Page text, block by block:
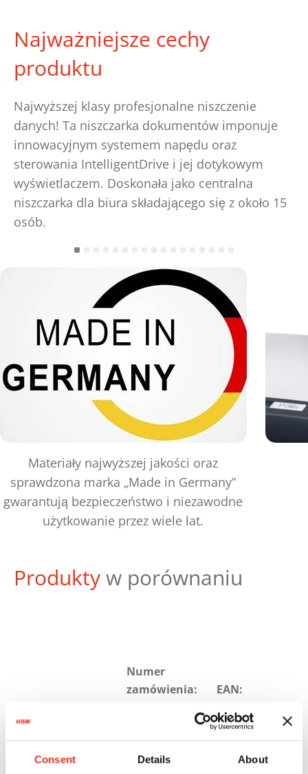
Consent Details About
Najważniejsze cechy
produktu
Najwyższej klasy profesjonalne niszczenie
danych! Ta niszczarka dokumentów imponuje
innowacyjnym systemem napędu oraz
sterowania IntelligentDrive i jej dotykowym
wyświetlaczem. Doskonała jako centralna
niszczarka dla biura składającego się z około 15
osób.
Materiały najwyższej jakości oraz
sprawdzona marka „Made in Germany”
gwarantują bezpieczeństwo i niezawodne
użytkowanie przez wiele lat.
Produktyw porównaniu
Numer
zamówienia:
EAN:
HSM
SECURIO
P36i - 1 x 5
4026631057899